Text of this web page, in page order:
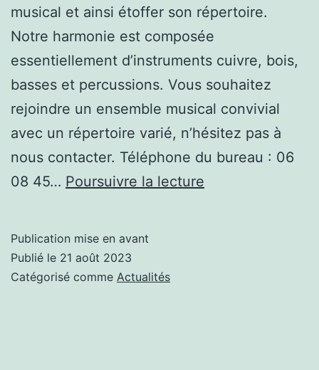
musical et ainsi étoffer son répertoire.
Notre harmonie est composée
essentiellement d’instruments cuivre, bois,
basses et percussions. Vous souhaitez
rejoindre un ensemble musical convivial
avec un répertoire varié, n’hésitez pas à
nous contacter. Téléphone du bureau : 06
08 45… Poursuivre la lecture
Publication mise en avant
Publié le 21 août 2023
Catégorisé comme Actualités